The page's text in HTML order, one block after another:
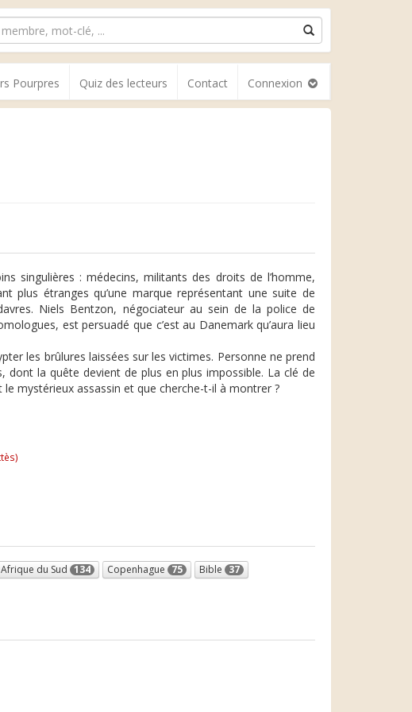
Pourpres Quiz des lecteurs Contact Connexion
singulières : médecins, militants des droits de l’homme,
plus étranges qu’une marque représentant une suite de
Niels Bentzon, négociateur au sein de la police de
est persuadé que c’est au Danemark qu’aura lieu
les brûlures laissées sur les victimes. Personne ne prend
la quête devient de plus en plus impossible. La clé de
mystérieux assassin et que cherche-t-il à montrer ?
Afrique du Sud 134 Copenhague 75 Bible 37